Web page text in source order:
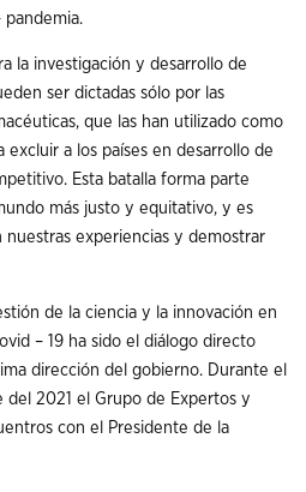
pandemia.
la investigación y desarrollo de
ser dictadas sólo por las
que las han utilizado como
excluir a los países en desarrollo de
Esta batalla forma parte
más justo y equitativo, y es
experiencias y demostrar
de la ciencia y la innovación en
– 19 ha sido el diálogo directo
dirección del gobierno. Durante el
2021 el Grupo de Expertos y
con el Presidente de la